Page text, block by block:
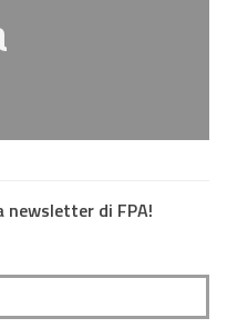
di FPA!